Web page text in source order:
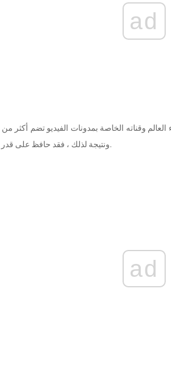
ad
ونتيجة لذلك ، فقد حافظ على قدر كبير من صافي ثروته.
ad